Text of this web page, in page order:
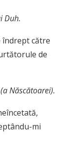
Duh.
îndrept către
de
Născătoarei).
mi